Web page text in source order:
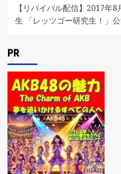
【リバイバル配信】2017年
生 「レッツゴー研究生！」
PR